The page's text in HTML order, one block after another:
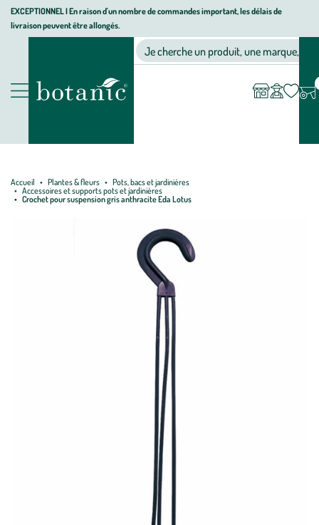
Aller
Aller
au
Aller
au
page
EXCEPTIONNEL I En raison d'un nombre de commandes important, les délais de
livraison peuvent être allongés.
Nos produits
Jardinerie écologique, animalerie, décoration, alimentation bio
Je cherche un produit, une marque, un
compte
Accueil Plantes & fleurs
Pots, bacs et jardinières
Accessoires et supports pots et jardinières
Crochet pour suspension gris anthracite Eda Lotus